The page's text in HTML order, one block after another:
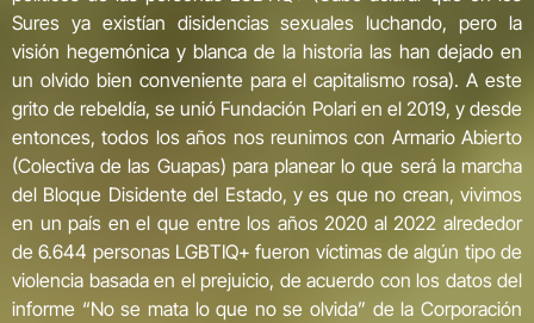
Sures ya existían disidencias sexuales luchando, pero la
visión hegemónica y blanca de la historia las han dejado en
un olvido bien conveniente para el capitalismo rosa). A este
grito de rebeldía, se unió Fundación Polari en el 2019, y desde
entonces, todos los años nos reunimos con Armario Abierto
(Colectiva de las Guapas) para planear lo que será la marcha
del Bloque Disidente del Estado, y es que no crean, vivimos
en un país en el que entre los años 2020 al 2022 alrededor
de 6.644 personas LGBTIQ+ fueron víctimas de algún tipo de
violencia basada en el prejuicio, de acuerdo con los datos del
informe “No se mata lo que no se olvida” de la Corporación